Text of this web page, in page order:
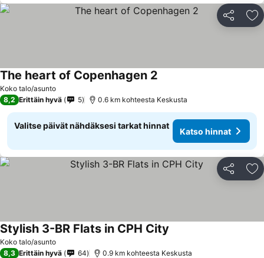
Jaa
Koko talo/asunto
The heart of Copenhagen 2
8,2 Erittäin hyvä 5 0.6 km kohteesta Keskusta
Valitse päivät nähdäksesi tarkat hinnat
Katso hinnat
Jaa
Koko talo/asunto
Stylish 3-BR Flats in CPH City
8,3 Erittäin hyvä 64 0.9 km kohteesta Keskusta